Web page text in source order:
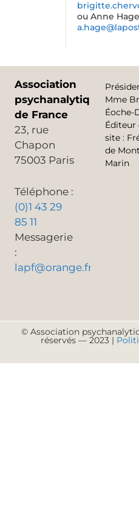
ou Anne
Association
psychanalytique
de France
23, rue
Chapon
75003 Paris
Téléphone :
(0)1 43 29
85 11
Messagerie
:
lapf@orange.fr
Mme
Éoche-
Éditeur
site :
de
Marin
© Association
réservés — 2023 |